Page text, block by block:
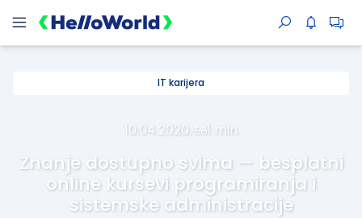
IT karijera
10.04.2020. 1 min
Znanje dostupno svima — besplatni
online kursevi programiranja i
sistemske administracije